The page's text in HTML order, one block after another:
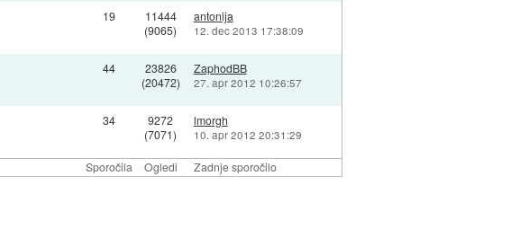
Sporočila Ogledi Zadnje sporočilo
19
11444
(9065)
antonija
12. dec 2013 17:38:09
44
23826
(20472)
ZaphodBB
27. apr 2012 10:26:57
34
9272
(7071)
lmorgh
10. apr 2012 20:31:29